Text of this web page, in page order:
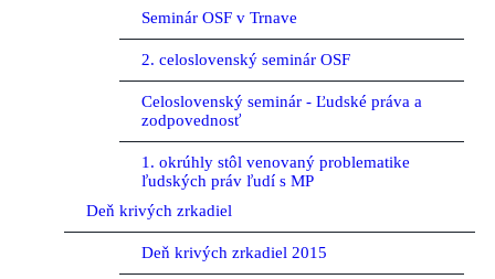
Seminár OSF v Trnave
2. celoslovenský seminár OSF
Celoslovenský seminár - Ľudské práva a
zodpovednosť
1. okrúhly stôl venovaný problematike
ľudských práv ľudí s MP
Deň krivých zrkadiel
Deň krivých zrkadiel 2015